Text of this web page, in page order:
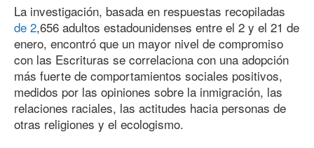
La investigación, basada en respuestas recopiladas
de 2,656 adultos estadounidenses entre el 2 y el 21 de
enero, encontró que un mayor nivel de compromiso
con las Escrituras se correlaciona con una adopción
más fuerte de comportamientos sociales positivos,
medidos por las opiniones sobre la inmigración, las
relaciones raciales, las actitudes hacia personas de
otras religiones y el ecologismo.